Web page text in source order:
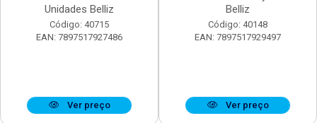
Unidades Belliz
Código: 40715
EAN: 7897517927486
Ver preço
Belliz
Código: 40148
EAN: 7897517929497
Ver preço